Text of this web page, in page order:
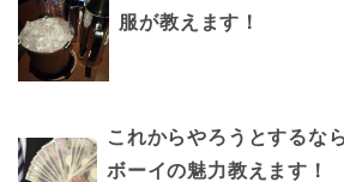
服が教えます！
これからやろうとするな
ボーイの魅力教えます！